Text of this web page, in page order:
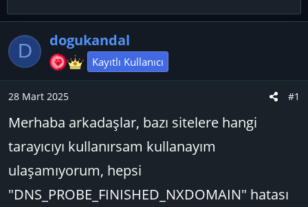
n
u
y
ş
a
t
a
ş
l
a
n
ç
a
r
D dogukandal
Kayıtlı Kullanıcı
28 Mart 2025 #1
Merhaba arkadaşlar, bazı sitelere hangi
tarayıcıyı kullanırsam kullanayım
ulaşamıyorum, hepsi
"DNS_PROBE_FINISHED_NXDOMAIN" hatası